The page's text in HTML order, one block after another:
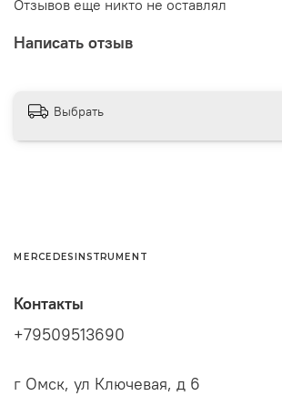
Система кейлессгоу не
Оригинальные совместимые номера
A1699052400
A2049051704
программирования на китайских
Пользователям Mercedes Instrument
подарок!
Отзывов еще никто не оставлял
Написать отзыв
Выбрать
MERCEDESINSTRUMENT
Контакты
+79509513690
г Омск, ул Ключевая, д 6